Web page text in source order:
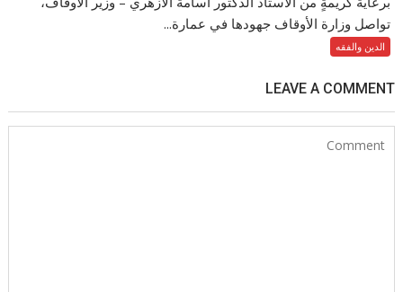
تواصل وزارة الأوقاف جهودها في عمارة...
الدين والفقه
LEAVE A COMMENT